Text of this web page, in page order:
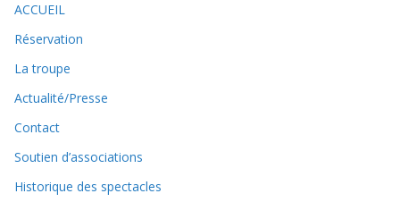
ACCUEIL
Réservation
La troupe
Actualité/Presse
Contact
Soutien d’associations
Historique des spectacles